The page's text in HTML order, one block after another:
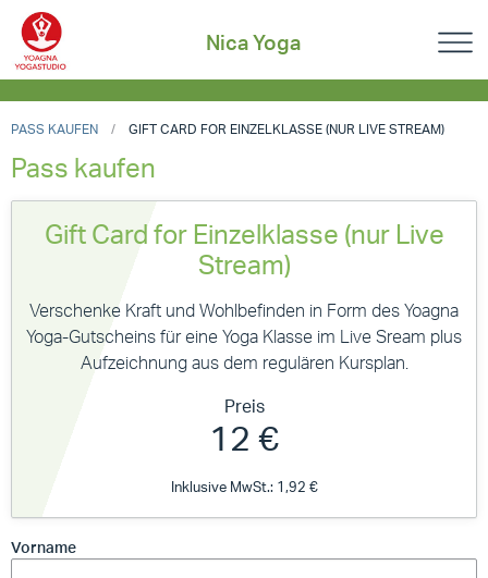
Nica Yoga
PASS KAUFEN GIFT CARD FOR EINZELKLASSE (NUR LIVE STREAM)
Pass kaufen
Gift Card for Einzelklasse (nur Live
Stream)
Verschenke Kraft und Wohlbefinden in Form des Yoagna
Yoga-Gutscheins für eine Yoga Klasse im Live Sream plus
Aufzeichnung aus dem regulären Kursplan.
Preis
12 €
Inklusive MwSt.: 1,92 €
Vorname